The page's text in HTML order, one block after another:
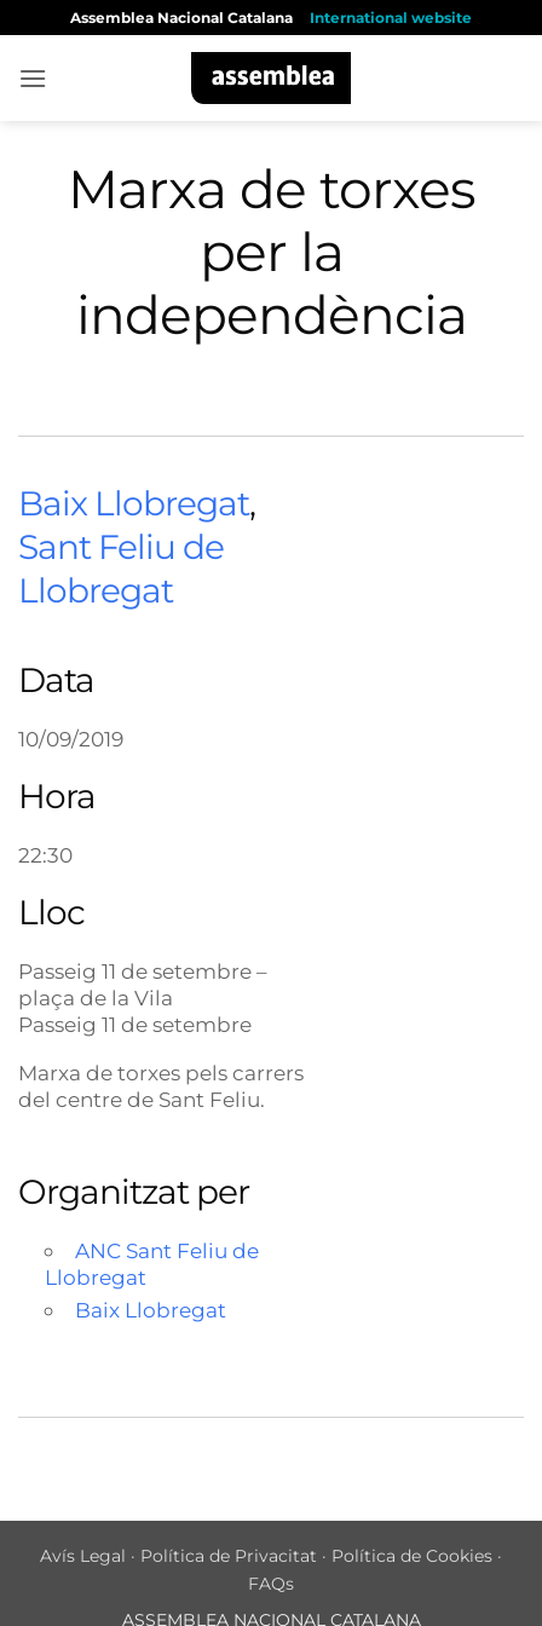
content
Assemblea Nacional Catalana International website
Marxa de torxes
per la
independència
Baix Llobregat,
Sant Feliu de
Llobregat
Data
10/09/2019
Hora
22:30
Lloc
Passeig 11 de setembre –
plaça de la Vila
Passeig 11 de setembre
Marxa de torxes pels carrers
del centre de Sant Feliu.
Organitzat per
ANC Sant Feliu de
Llobregat
Baix Llobregat
Avís Legal · Política de Privacitat · Política de Cookies ·
FAQs
ASSEMBLEA NACIONAL CATALANA